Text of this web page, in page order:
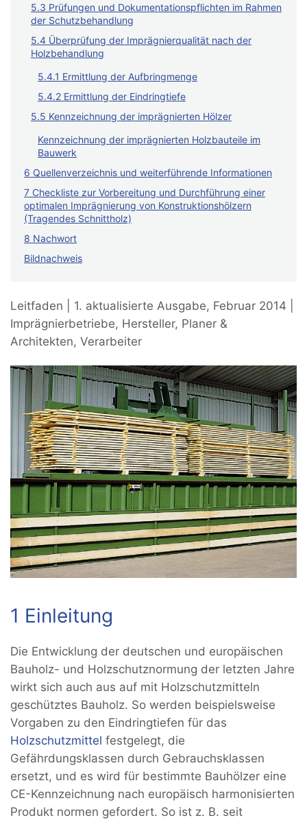
5.3 Prüfungen und Dokumentationspflichten im Rahmen
der Schutzbehandlung
5.4 Überprüfung der Imprägnierqualität nach der
Holzbehandlung
5.4.1 Ermittlung der Aufbringmenge
5.4.2 Ermittlung der Eindringtiefe
5.5 Kennzeichnung der imprägnierten Hölzer
Kennzeichnung der imprägnierten Holzbauteile im
Bauwerk
6 Quellenverzeichnis und weiterführende Informationen
7 Checkliste zur Vorbereitung und Durchführung einer
optimalen Imprägnierung von Konstruktionshölzern
(Tragendes Schnittholz)
8 Nachwort
Bildnachweis
Leitfaden | 1. aktualisierte Ausgabe, Februar 2014 |
Imprägnierbetriebe, Hersteller, Planer &
Architekten, Verarbeiter
1 Einleitung
Die Entwicklung der deutschen und europäischen
Bauholz- und Holzschutznormung der letzten Jahre
wirkt sich auch aus auf mit Holzschutzmitteln
geschütztes Bauholz. So werden beispielsweise
Vorgaben zu den Eindringtiefen für das
Holzschutzmittel festgelegt, die
Gefährdungsklassen durch Gebrauchsklassen
ersetzt, und es wird für bestimmte Bauhölzer eine
CE-Kennzeichnung nach europäisch harmonisierten
Produkt normen gefordert. So ist z. B. seit